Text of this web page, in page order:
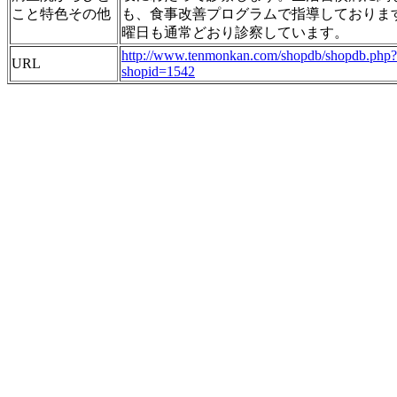
こと特色その他
も、食事改善プログラムで指導しておりま
曜日も通常どおり診察しています。
URL
http://www.tenmonkan.com/shopdb/shopdb.php?
shopid=1542